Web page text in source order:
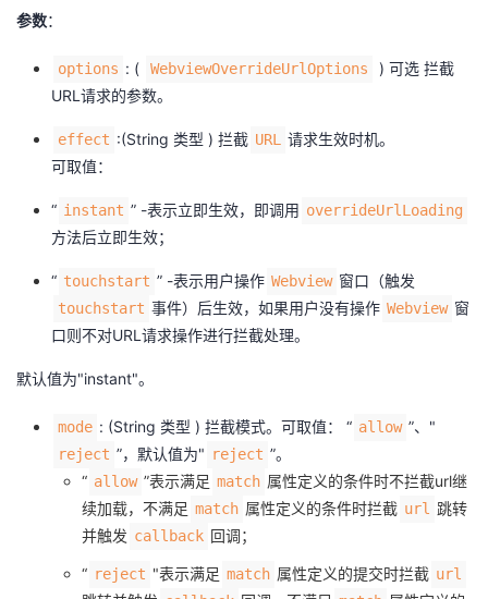
者
学
的
程
我
认
证
的
实
我
的
支
持
的
技
术
支
持
我
的
云
声
建
参数：
options : ( WebviewOverrideUrlOptions
) 可选 拦截
URL请求的参数。
effect :(String 类型 ) 拦截 URL 请求生效时机。
可取值：
“ instant ” -表示立即生效，即调用 overrideUrlLoading
方法后立即生效；
“ touchstart ” -表示用户操作 Webview 窗口（触发
touchstart 事件）后生效，如果用户没有操作 Webview 窗
口则不对URL请求操作进行拦截处理。
默认值为"instant"。
mode : (String 类型 ) 拦截模式。可取值： “ allow ”、"
reject ”，默认值为" reject ”。
“ allow ”表示满足 match 属性定义的条件时不拦截url继
续加载，不满足 match 属性定义的条件时拦截 url 跳转
并触发 callback 回调；
“ reject "表示满足 match 属性定义的提交时拦截 url